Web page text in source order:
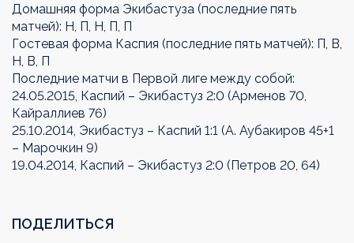
Домашняя форма Экибастуза (последние пять
матчей): Н, П, Н, П, П
Гостевая форма Каспия (последние пять матчей): П, В,
Н, В, П
Последние матчи в Первой лиге между собой:
24.05.2015, Каспий – Экибастуз 2:0 (Арменов 70,
Кайраллиев 76)
25.10.2014, Экибастуз – Каспий 1:1 (А. Аубакиров 45+1
– Марочкин 9)
19.04.2014, Каспий – Экибастуз 2:0 (Петров 20, 64)
ПОДЕЛИТЬСЯ